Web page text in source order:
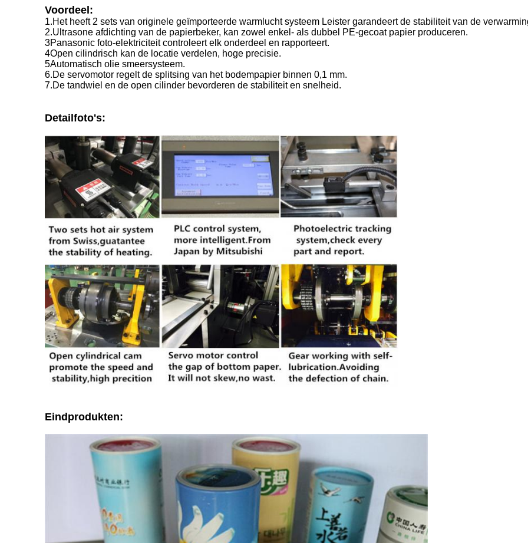
Voordeel:
1.Het heeft 2 sets van originele geïmporteerde warmlucht systeem Leister garandeert de stabiliteit van de
2.Ultrasone afdichting van de papierbeker, kan zowel enkel- als dubbel PE-gecoat papier produceren.
3Panasonic foto-elektriciteit controleert elk onderdeel en rapporteert.
4Open cilindrisch kan de locatie verdelen, hoge precisie.
5Automatisch olie smeersysteem.
6.De servomotor regelt de splitsing van het bodempapier binnen 0,1 mm.
7.De tandwiel en de open cilinder bevorderen de stabiliteit en snelheid.
Detailfoto's:
Eindprodukten: